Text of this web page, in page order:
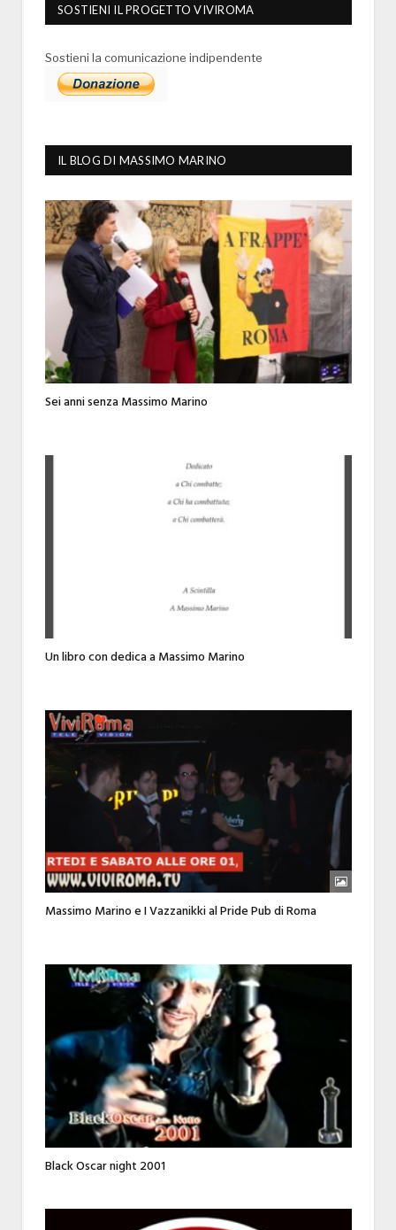
SOSTIENI IL PROGETTO VIVIROMA
Sostieni la comunicazione indipendente
IL BLOG DI MASSIMO MARINO
Sei anni senza Massimo Marino
Un libro con dedica a Massimo Marino
Massimo Marino e I Vazzanikki al Pride Pub di Roma
Black Oscar night 2001